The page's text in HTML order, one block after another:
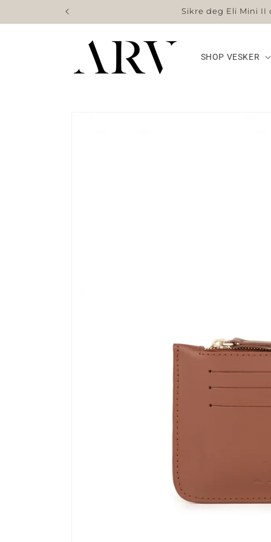
Sikre deg Eli Mini II
SHOP VESKER